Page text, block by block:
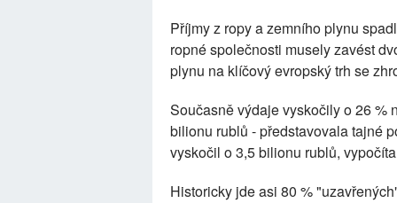
Příjmy z ropy a zemního plynu
ropné společnosti musely zavést
plynu na klíčový evropský trh se
Současně výdaje vyskočily o 26 %
bilionu rublů - představovala tajné
vyskočil o 3,5 bilionu rublů,
Historicky jde asi 80 %